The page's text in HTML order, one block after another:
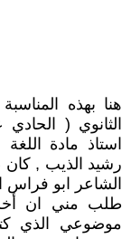
هنا بهذه
الثانوي (
استاذ مادة
رشيد الذيب ,
الشاعر ابو فراس
طلب مني ان
موضوعي الذي